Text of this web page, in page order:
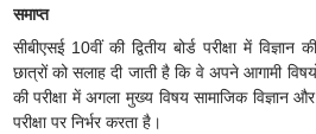
समाप्त
सीबीएसई 10वीं की द्वितीय बोर्ड परीक्षा में
छात्रों को सलाह दी जाती है कि वे अपने आगामी
की परीक्षा में अगला मुख्य विषय सामाजिक विज्ञान
परीक्षा पर निर्भर करता है।